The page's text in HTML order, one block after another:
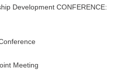
Development CONFERENCE:
Meeting